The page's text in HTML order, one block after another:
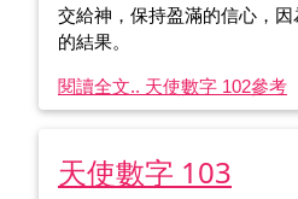
交給神，保持盈滿的信心，
的結果。
閱讀全文.. 天使數字 102參考
天使數字 103